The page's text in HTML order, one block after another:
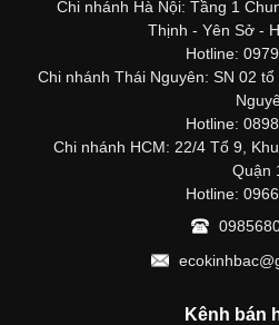
Chi nhánh Hà Nội: Tầng 1
Thịnh - Yên Sở -
Hotline:
Chi nhánh Thái Nguyên: SN 02
Hotline:
Chi nhánh HCM: 22/4 Tổ 9,
Quận
Hotline:
Kênh bán